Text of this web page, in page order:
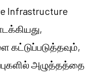
Infrastructure
கட்டுப்படுத்தவும்,
அழுத்தத்தை